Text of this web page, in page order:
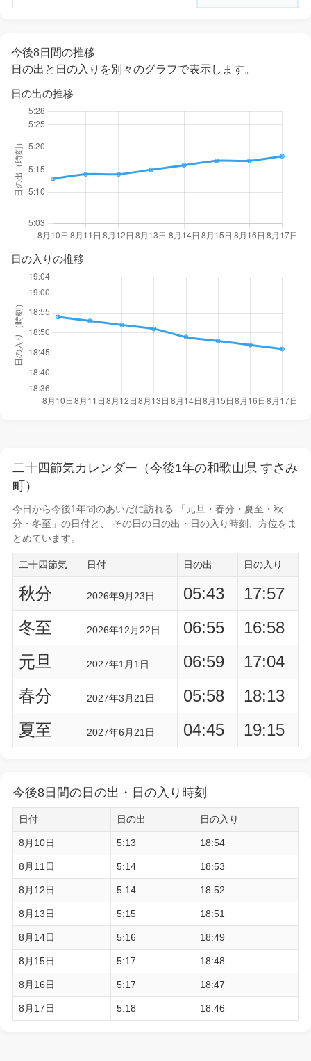
今後8日間の推移
日の出と日の入りを別々のグラフで表示します。
日の出の推移
日の入りの推移
二十四節気カレンダー（今後1年の和歌山県 すさみ
町）
今日から今後1年間のあいだに訪れる 「元旦・春分・夏至・秋
分・冬至」の日付と、 その日の日の出・日の入り時刻
、方位をま
とめています。
二十四節気 日付 日の出 日の入り
秋分 2026年9月23日 05:43
17:57
冬至
2026年12月22日 06:55
16:58
元旦
2027年1月1日 06:59
17:04
春分
2027年3月21日 05:58
18:13
夏至
2027年6月21日 04:45 19:15
今後8日間の日の出・日の入り時刻
日付 日の出 日の入り
8月10日 5:13 18:54
8月11日 5:14 18:53
8月12日 5:14 18:52
8月13日 5:15 18:51
8月14日 5:16 18:49
8月15日 5:17 18:48
8月16日 5:17 18:47
8月17日 5:18 18:46